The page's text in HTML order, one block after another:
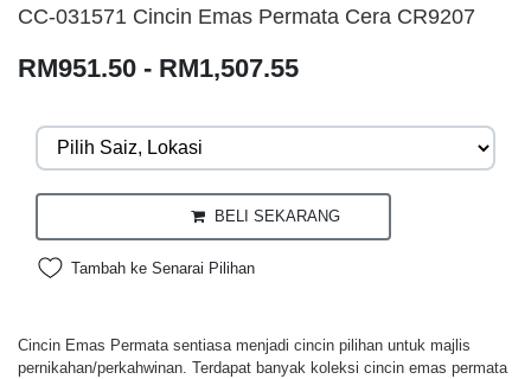
CC-031571 Cincin Emas Permata Cera CR9207
RM951.50 - RM1,507.55
BELI SEKARANG
Tambah ke Senarai Pilihan
Cincin Emas Permata sentiasa menjadi cincin pilihan untuk majlis
pernikahan/perkahwinan. Terdapat banyak koleksi cincin emas permata